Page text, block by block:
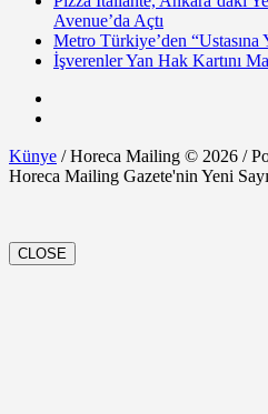
Avenue’da Açtı
Metro Türkiye’den “Ustasına
İşverenler Yan Hak Kartını
Künye / Horeca Mailing © 2026 /
Horeca Mailing Gazete'nin Yeni
CLOSE